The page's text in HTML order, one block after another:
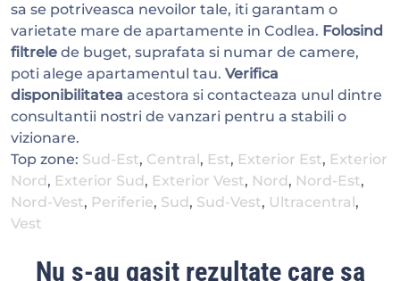
sa se potriveasca nevoilor tale, iti garantam o
varietate mare de apartamente in Codlea. Folosind
filtrele de buget, suprafata si numar de camere,
poti alege apartamentul tau. Verifica
disponibilitatea acestora si contacteaza unul dintre
consultantii nostri de vanzari pentru a stabili o
vizionare.
Top zone: Sud-Est, Central , Est, Exterior Est, Exterior
Nord , Exterior Sud , Exterior Vest, Nord , Nord-Est,
Nord-Vest, Periferie, Sud , Sud-Vest, Ultracentral ,
Vest
Nu s-au gasit rezultate care sa